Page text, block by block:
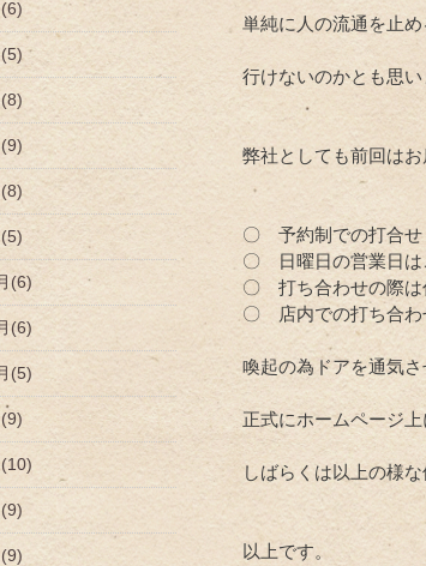
単純に人の流通を止
行けないのかとも思い
弊社としても前回は
〇 予約制での打合せ
〇 日曜日の営業日は
〇 打ち合わせの際は
〇 店内での打ち合わ
喚起の為ドアを通気
正式にホームページ
しばらくは以上の様
以上です。
(6)
(6)
(5)